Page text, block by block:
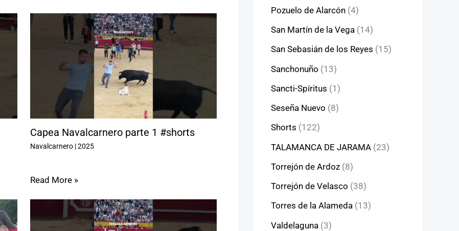
Capea Navalcarnero parte 1 #shorts
Navalcarnero|2025
Read More »
Pozuelo de Alarcón (4)
San Martín de la Vega (14)
San Sebasián de los Reyes (15)
Sanchonuño (13)
Sancti-Spíritus (1)
Seseña Nuevo (8)
Shorts (122)
TALAMANCA DE JARAMA (23)
Torrejón de Ardoz (8)
Torrejón de Velasco (38)
Torres de la Alameda (13)
Valdelaguna (3)